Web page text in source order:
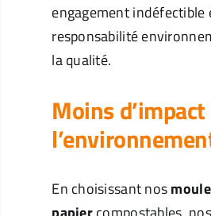
engagement indéfectible
responsabilité
la qualité.
Moins
En choisissant nos